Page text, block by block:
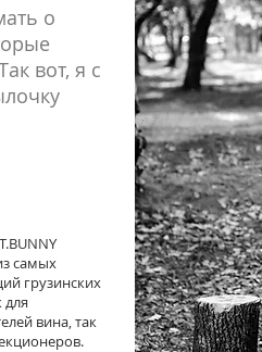
о
вот, я с
самых
грузинских
вина, так